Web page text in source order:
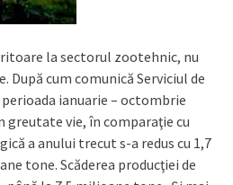
la sectorul zootehnic, nu
După cum comunică Serviciul de
ianuarie – octombrie
greutate vie, în comparaţie cu
a anului trecut s-a redus cu 1,7
tone. Scăderea producţiei de